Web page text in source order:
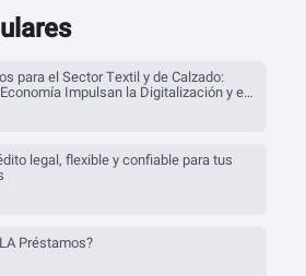
para el Sector Textil y de Calzado:
Impulsan la Digitalización y el
legal, flexible y confiable para tus
Préstamos?